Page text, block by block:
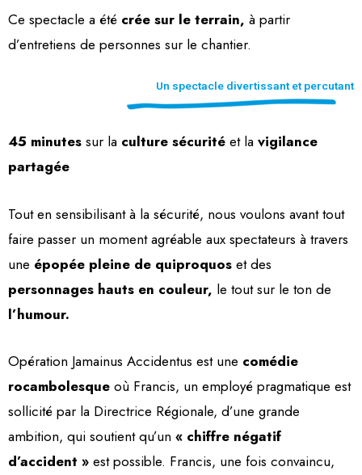
Ce spectacle a été crée sur le terrain, à partir
d’entretiens de personnes sur le chantier.
Un spectacle divertissant et percutant
45 minutes sur la culture sécurité et la vigilance
partagée
Tout en sensibilisant à la sécurité, nous voulons avant tout
faire passer un moment agréable aux spectateurs à travers
une épopée pleine de quiproquos et des
personnages hauts en couleur, le tout sur le ton de
l’humour.
Opération Jamainus Accidentus est une comédie
rocambolesque où Francis, un employé pragmatique est
sollicité par la Directrice Régionale, d’une grande
ambition, qui soutient qu’un « chiffre négatif
d’accident » est possible. Francis, une fois convaincu,